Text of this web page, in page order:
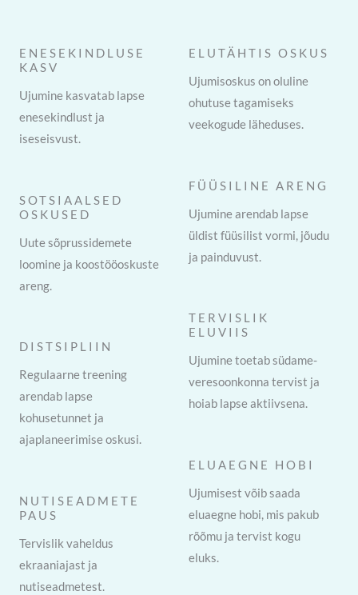
ENESEKINDLUSE
KASV
Ujumine kasvatab lapse
enesekindlust ja
iseseisvust.
SOTSIAALSED
OSKUSED
Uute sõprussidemete
loomine ja koostööoskuste
areng.
DISTSIPLIIN
Regulaarne treening
arendab lapse
kohusetunnet ja
ajaplaneerimise oskusi.
NUTISEADMETE
PAUS
Tervislik vaheldus
ekraaniajast ja
nutiseadmetest.
ELUTÄHTIS OSKUS
Ujumisoskus on oluline
ohutuse tagamiseks
veekogude läheduses.
FÜÜSILINE ARENG
Ujumine arendab lapse
üldist füüsilist vormi, jõudu
ja painduvust.
TERVISLIK
ELUVIIS
Ujumine toetab südame-
veresoonkonna tervist ja
hoiab lapse aktiivsena.
ELUAEGNE HOBI
Ujumisest võib saada
eluaegne hobi, mis pakub
rõõmu ja tervist kogu
eluks.